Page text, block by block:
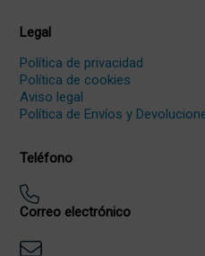
Legal
Política de privacidad
Política de cookies
Aviso legal
Política de Envíos y
Teléfono
Correo electrónico